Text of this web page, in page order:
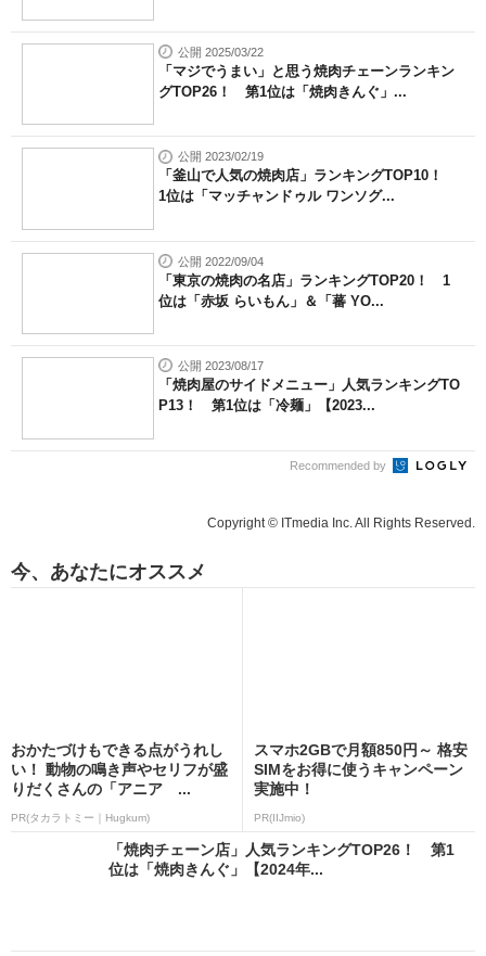
公開 2025/03/22
「マジでうまい」と思う焼肉チェーンランキン
グTOP26！ 第1位は「焼肉きんぐ」...
公開 2023/02/19
「釜山で人気の焼肉店」ランキングTOP10！
1位は「マッチャンドゥル ワンソグ...
公開 2022/09/04
「東京の焼肉の名店」ランキングTOP20！ 1
位は「赤坂 らいもん」＆「蕃 YO...
公開 2023/08/17
「焼肉屋のサイドメニュー」人気ランキングTO
P13！ 第1位は「冷麺」【2023...
Recommended by
Copyright © ITmedia Inc. All Rights Reserved.
今、あなたにオススメ
おかたづけもできる点がうれし
い！ 動物の鳴き声やセリフが盛
りだくさんの「アニア ...
PR(タカラトミー｜Hugkum)
スマホ2GBで月額850円～ 格安
SIMをお得に使うキャンペーン
実施中！
PR(IIJmio)
「焼肉チェーン店」人気ランキングTOP26！ 第1
位は「焼肉きんぐ」【2024年...